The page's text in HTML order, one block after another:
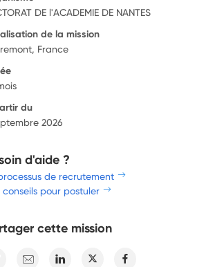
DE l'ACADEMIE DE NANTES
de la mission
France
du
2026
d'aide ?
de recrutement
conseils pour postuler
cette mission
E-mail Linkedin Twitter